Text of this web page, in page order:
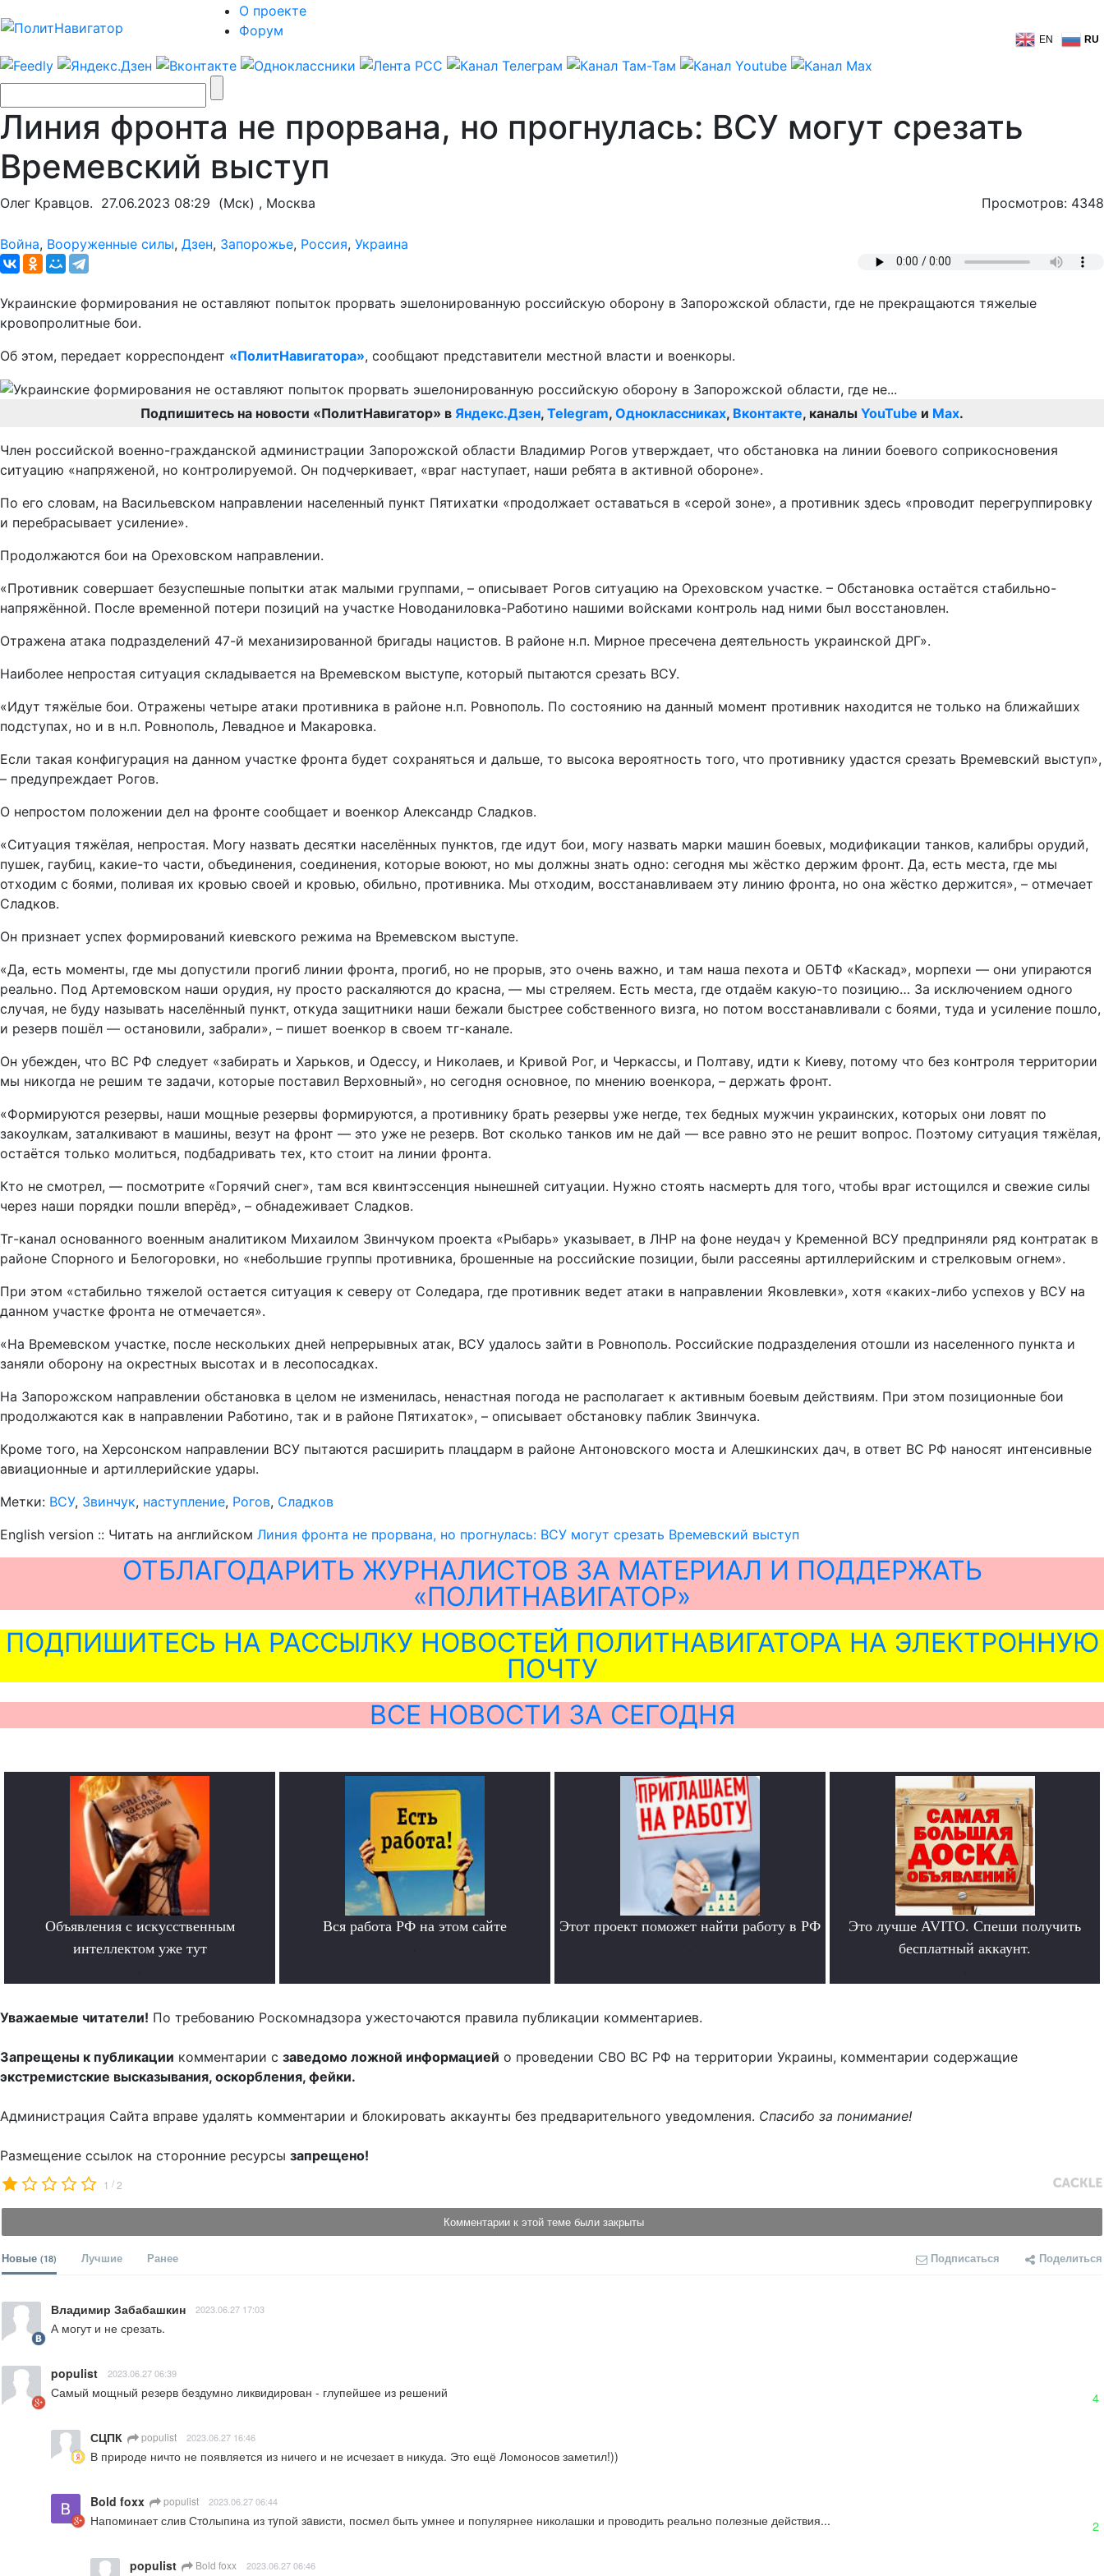
О проекте
Форум
EN RU
Линия фронта не прорвана, но прогнулась: ВСУ могут срезать
Времевский выступ
Олег Кравцов. 27.06.2023 08:29 (Мск) , Москва Просмотров: 4348
Война, Вооруженные силы, Дзен, Запорожье, Россия, Украина
Украинские формирования не оставляют попыток прорвать эшелонированную российскую оборону в Запорожской области, где не прекращаются тяжелые
кровопролитные бои.
Об этом, передает корреспондент «ПолитНавигатора», сообщают представители местной власти и военкоры.
Подпишитесь на новости «ПолитНавигатор» в Яндекс.Дзен, Telegram, Одноклассниках, Вконтакте, каналы YouTube и Max.
Член российской военно-гражданской администрации Запорожской области Владимир Рогов утверждает, что обстановка на линии боевого соприкосновения
ситуацию «напряженой, но контролируемой. Он подчеркивает, «враг наступает, наши ребята в активной обороне».
По его словам, на Васильевском направлении населенный пункт Пятихатки «продолжает оставаться в «серой зоне», а противник здесь «проводит перегруппировку
и перебрасывает усиление».
Продолжаются бои на Ореховском направлении.
«Противник совершает безуспешные попытки атак малыми группами, – описывает Рогов ситуацию на Ореховском участке. – Обстановка остаётся стабильно-
напряжённой. После временной потери позиций на участке Новоданиловка-Работино нашими войсками контроль над ними был восстановлен.
Отражена атака подразделений 47-й механизированной бригады нацистов. В районе н.п. Мирное пресечена деятельность украинской ДРГ».
Наиболее непростая ситуация складывается на Времевском выступе, который пытаются срезать ВСУ.
«Идут тяжёлые бои. Отражены четыре атаки противника в районе н.п. Ровнополь. По состоянию на данный момент противник находится не только на ближайших
подступах, но и в н.п. Ровнополь, Левадное и Макаровка.
Если такая конфигурация на данном участке фронта будет сохраняться и дальше, то высока вероятность того, что противнику удастся срезать Времевский выступ»,
– предупреждает Рогов.
О непростом положении дел на фронте сообщает и военкор Александр Сладков.
«Ситуация тяжёлая, непростая. Могу назвать десятки населённых пунктов, где идут бои, могу назвать марки машин боевых, модификации танков, калибры орудий,
пушек, гаубиц, какие-то части, объединения, соединения, которые воюют, но мы должны знать одно: сегодня мы жёстко держим фронт. Да, есть места, где мы
отходим с боями, поливая их кровью своей и кровью, обильно, противника. Мы отходим, восстанавливаем эту линию фронта, но она жёстко держится», – отмечает
Сладков.
Он признает успех формирований киевского режима на Времевском выступе.
«Да, есть моменты, где мы допустили прогиб линии фронта, прогиб, но не прорыв, это очень важно, и там наша пехота и ОБТФ «Каскад», морпехи — они упираются
реально. Под Артемовском наши орудия, ну просто раскаляются до красна, — мы стреляем. Есть места, где отдаём какую-то позицию… За исключением одного
случая, не буду называть населённый пункт, откуда защитники наши бежали быстрее собственного визга, но потом восстанавливали с боями, туда и усиление пошло,
и резерв пошёл — остановили, забрали», – пишет военкор в своем тг-канале.
Он убежден, что ВС РФ следует «забирать и Харьков, и Одессу, и Николаев, и Кривой Рог, и Черкассы, и Полтаву, идти к Киеву, потому что без контроля территории
мы никогда не решим те задачи, которые поставил Верховный», но сегодня основное, по мнению военкора, – держать фронт.
«Формируются резервы, наши мощные резервы формируются, а противнику брать резервы уже негде, тех бедных мужчин украинских, которых они ловят по
закоулкам, заталкивают в машины, везут на фронт — это уже не резерв. Вот сколько танков им не дай — все равно это не решит вопрос. Поэтому ситуация тяжёлая,
остаётся только молиться, подбадривать тех, кто стоит на линии фронта.
Кто не смотрел, — посмотрите «Горячий снег», там вся квинтэссенция нынешней ситуации. Нужно стоять насмерть для того, чтобы враг истощился и свежие силы
через наши порядки пошли вперёд», – обнадеживает Сладков.
Тг-канал основанного военным аналитиком Михаилом Звинчуком проекта «Рыбарь» указывает, в ЛНР на фоне неудач у Кременной ВСУ предприняли ряд контратак в
районе Спорного и Белогоровки, но «небольшие группы противника, брошенные на российские позиции, были рассеяны артиллерийским и стрелковым огнем».
При этом «стабильно тяжелой остается ситуация к северу от Соледара, где противник ведет атаки в направлении Яковлевки», хотя «каких-либо успехов у ВСУ на
данном участке фронта не отмечается».
«На Времевском участке, после нескольких дней непрерывных атак, ВСУ удалось зайти в Ровнополь. Российские подразделения отошли из населенного пункта и
заняли оборону на окрестных высотах и в лесопосадках.
На Запорожском направлении обстановка в целом не изменилась, ненастная погода не располагает к активным боевым действиям. При этом позиционные бои
продолжаются как в направлении Работино, так и в районе Пятихаток», – описывает обстановку паблик Звинчука.
Кроме того, на Херсонском направлении ВСУ пытаются расширить плацдарм в районе Антоновского моста и Алешкинских дач, в ответ ВС РФ наносят интенсивные
авиационные и артиллерийские удары.
Метки: ВСУ, Звинчук, наступление, Рогов, Сладков
English version :: Читать на английском Линия фронта не прорвана, но прогнулась: ВСУ могут срезать Времевский выступ
ОТБЛАГОДАРИТЬ ЖУРНАЛИСТОВ ЗА МАТЕРИАЛ И ПОДДЕРЖАТЬ
«ПОЛИТНАВИГАТОР»
ПОДПИШИТЕСЬ НА РАССЫЛКУ НОВОСТЕЙ ПОЛИТНАВИГАТОРА НА ЭЛЕКТРОННУЮ
ПОЧТУ
ВСЕ НОВОСТИ ЗА СЕГОДНЯ
Объявления с искусственным
интеллектом уже тут
Вся работа РФ на этом сайте Этот проект поможет найти работу в РФ
Это лучше AVITO. Спеши получить
бесплатный аккаунт.
Уважаемые читатели! По требованию Роскомнадзора ужесточаются правила публикации комментариев.
Запрещены к публикации комментарии с заведомо ложной информацией о проведении СВО ВС РФ на территории Украины, комментарии содержащие
экстремистские высказывания, оскорбления, фейки.
Администрация Сайта вправе удалять комментарии и блокировать аккаунты без предварительного уведомления. Спасибо за понимание!
Размещение ссылок на сторонние ресурсы запрещено!
1 /2
Комментарии к этой теме были закрыты
Новые (18) Лучшие Ранее Подписаться Поделиться
Владимир Забабашкин 2023.06.27 17:03
А могут и не срезать.
populist 2023.06.27 06:39
Самый мощный резерв бездумно ликвидирован - глупейшее из решений 4
СЦПК populist 2023.06.27 16:46
В природе ничто не появляется из ничего и не исчезает в никуда. Это ещё Ломоносов заметил!))
Bold foxx populist 2023.06.27 06:44
Напоминает слив Стoлыпина из тyпой зaвисти, посмел быть умнее и популярнее николашки и проводить реально полезные действия... 2
populist Bold foxx 2023.06.27 06:46